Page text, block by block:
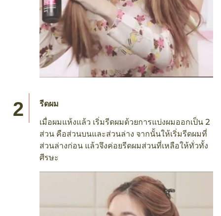
รีดผม
เมื่อผมแห้งแล้ว เริ่มรีดผมด้วยการแบ่งผมออกเป็น 2
ส่วน คือส่วนบนและส่วนล่าง จากนั้นให้เริ่มรีดผมที่
ส่วนล่างก่อน แล้วจึงค่อยรีดผมส่วนที่เหลือให้ทั่วทั้ง
ศีรษะ